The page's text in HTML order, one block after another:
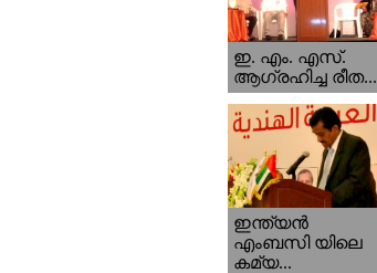
ഇ. എം. എസ്.
ആഗ്രഹിച്ച രീത...
ഇന്ത്യന്‍
എംബസി യിലെ
കമ്യ...